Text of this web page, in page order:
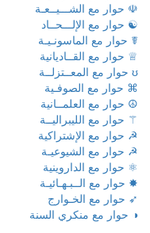
☫ حوار مع الشـــيــعـة
☯ حوار مع الإلـــحــاد
☤ حوار مع الماسونـيـة
♕ حوار مع القــاديانية
ʊ حوار مع المعــتزلــة
⌘ حوار مع الصوفـية
☮ حوار مع العلمــانية
⚚ حوار مع الليبراليــة
☭ حوار مع الإشتراكية
☭ حوار مع الشيوعيـة
⚛ حوار مع الداروينية
✸ حوار مع الــبـهـائيـة
➶ حوار مع الخـوارج
◑ حوار مع منكري السنة